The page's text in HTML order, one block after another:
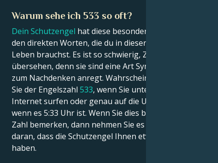
Warum sehe ich 533 so oft?
Dein Schutzengel hat diese besondere Botschaft mit
den direkten Worten, die du in dieser Zeit in deinem
Leben brauchst. Es ist so schwierig, Zahlen zu
übersehen, denn sie sind eine Art Symbol, das dich
zum Nachdenken anregt. Wahrscheinlich begegnen
Sie der Engelszahl 533, wenn Sie unterwegs sind, im
Internet surfen oder genau auf die Uhr schauen,
wenn es 5:33 Uhr ist. Wenn Sie dies bei einer anderen
Zahl bemerken, dann nehmen Sie es als Erinnerung
daran, dass die Schutzengel Ihnen etwas zu sagen
haben.